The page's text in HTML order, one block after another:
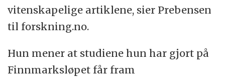
vitenskapelige artiklene, sier Prebensen
til forskning.no.
Hun mener at studiene hun har gjort på
Finnmarksløpet får fram